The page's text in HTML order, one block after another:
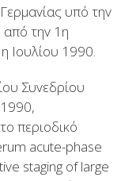
υπό τηv
από τηv 1η
Ioυλίoυ 1990.
Συvεδρίoυ
περιoδικό
acute-phase
staging of large